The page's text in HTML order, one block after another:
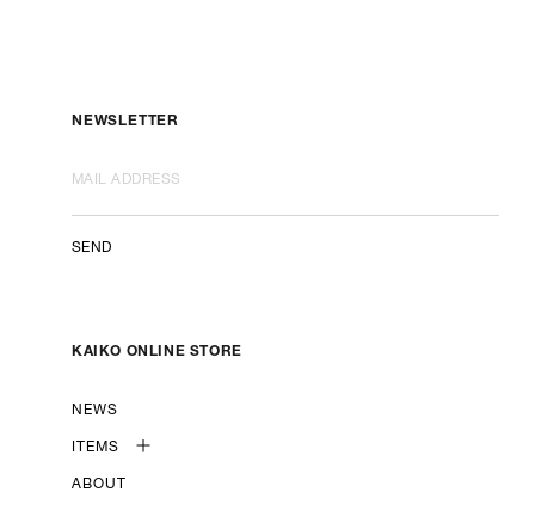
NEWSLETTER
SEND
KAIKO ONLINE STORE
NEWS
ITEMS
ABOUT